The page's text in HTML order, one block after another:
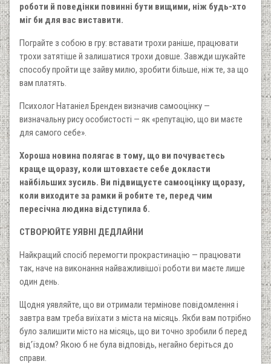
роботи й поведінки повинні бути вищими, ніж будь-хто
міг би для вас виставити.
Пограйте з собою в гру: вставати трохи раніше, працювати
трохи затятіше й залишатися трохи довше. Завжди шукайте
способу пройти ще зайву милю, зробити більше, ніж те, за що
вам платять.
Психолог Натаніел Бренден визначив самооцінку —
визначальну рису особистості — як «репутацію, що ви маєте
для самого себе».
Хороша новина полягає в тому, що ви почуваєтесь
краще щоразу, коли штовхаєте себе докласти
найбільших зусиль. Ви підвищуєте самооцінку щоразу,
коли виходите за рамки й робите те, перед чим
пересічна людина відступила б.
СТВОРЮЙТЕ УЯВНІ ДЕДЛАЙНИ
Найкращий спосіб перемогти прокрастинацію — працювати
так, наче на виконання найважливішої роботи ви маєте лише
один день.
Щодня уявляйте, що ви отримали термінове повідомлення і
завтра вам треба виїхати з міста на місяць. Якби вам потрібно
було залишити місто на місяць, що ви точно зробили б перед
від’їздом? Якою б не була відповідь, негайно беріться до
справи.